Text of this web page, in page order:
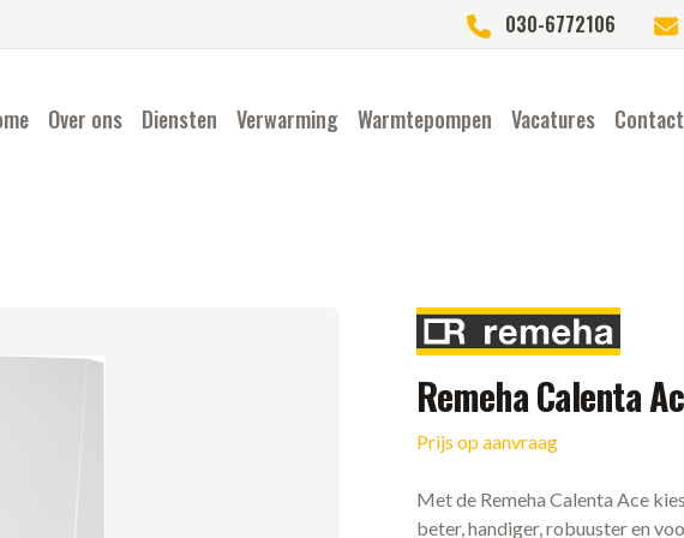
030-6772106
Over ons Diensten Verwarming Warmtepompen Vacatures Contact
Remeha Calenta
Prijs op aanvraag
Merk
Met de Remeha Calenta Ace
beter, handiger, robuuster en